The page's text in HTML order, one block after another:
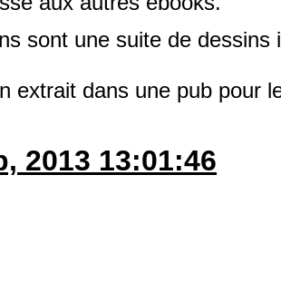
sont une suite de
extrait dans une pub pour
2013 13:01:46